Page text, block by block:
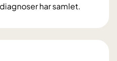
har samlet.